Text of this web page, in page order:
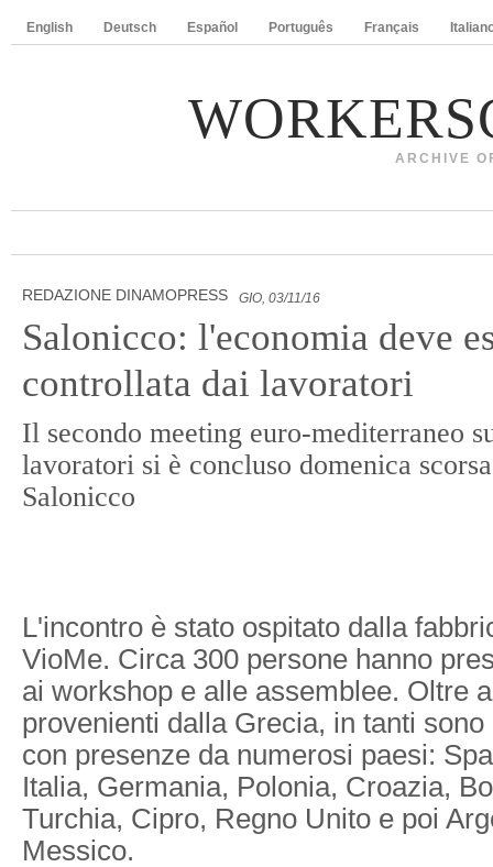
English Deutsch Español Português Français
ARCHIVE
REDAZIONE DINAMOPRESS GIO, 03/11/16
Salonicco: l'economia deve
controllata dai lavoratori
Il secondo meeting euro-mediterraneo
lavoratori si è concluso domenica
Salonicco
L'incontro è stato ospitato dalla
VioMe. Circa 300 persone hanno
ai workshop e alle assemblee. Oltre
provenienti dalla Grecia, in tanti
con presenze da numerosi paesi:
Italia, Germania, Polonia, Croazia,
Turchia, Cipro, Regno Unito e poi
Messico.